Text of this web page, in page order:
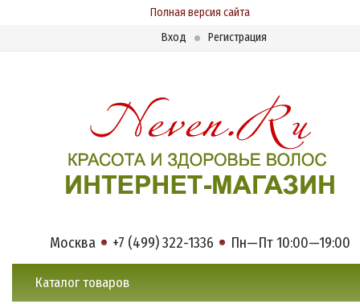
Полная версия сайта
Вход
Регистрация
Москва +7 (499) 322-1336 Пн—Пт 10:00—19:00
Каталог товаров